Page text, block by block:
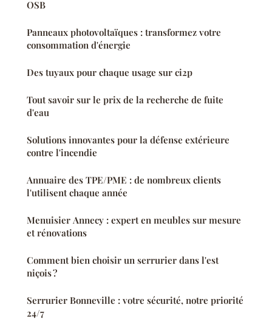
OSB
Panneaux photovoltaïques : transformez votre
consommation d'énergie
Des tuyaux pour chaque usage sur ci2p
Tout savoir sur le prix de la recherche de fuite
d'eau
Solutions innovantes pour la défense extérieure
contre l'incendie
Annuaire des TPE/PME : de nombreux clients
l'utilisent chaque année
Menuisier Annecy : expert en meubles sur mesure
et rénovations
Comment bien choisir un serrurier dans l'est
niçois ?
Serrurier Bonneville : votre sécurité, notre priorité
24/7